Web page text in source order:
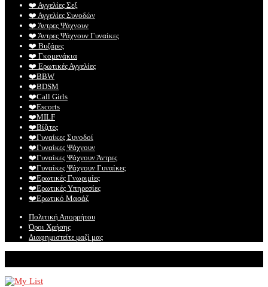
❤️️ Αγγελίες Σεξ
❤️️ Αγγελίες Συνοδών
❤️️ Άντρες Ψάχνουν
❤️️ Άντρες Ψάχνουν Γυναίκες
❤️️ Βυζάρες
❤️️ Γκομενάκια
❤️️ Ερωτικές Αγγελίες
❤️️BBW
❤️️BDSM
❤️️Call Girls
❤️️Escorts
❤️️MILF
❤️️Βίζιτες
❤️️Γυναίκες Συνοδοί
❤️️Γυναίκες Ψάχνουν
❤️️Γυναίκες Ψάχνουν Άντρες
❤️️Γυναίκες Ψάχνουν Γυναίκες
❤️️Ερωτικές Γνωριμίες
❤️️Ερωτικές Υπηρεσίες
❤️️Ερωτικό Μασάζ
Πολιτική Απορρήτου
Όροι Χρήσης
Διαφημιστείτε μαζί μας